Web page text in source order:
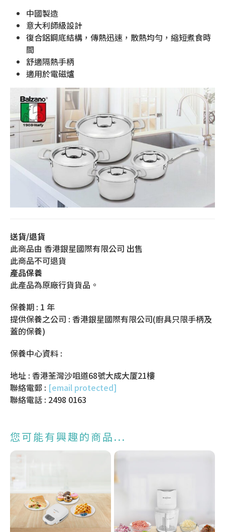
中國製造
意大利師級設計
復合鋁鋼底結構，傳熱迅速，散熱均勻，縮短煮食時
間
舒適隔熱手柄
適用於電磁爐
送貨/退貨
此商品由 香港銀星國際有限公司 出售
此商品不可退貨
產品保養
此產品為原廠行貨貨品。
保養期 : 1 年
提供保養之公司 : 香港銀星國際有限公司(廚具只限手柄及
蓋的保養)
保養中心資料 :
地址 : 香港荃灣沙咀道68號大成大厦21樓
聯絡電郵 : [email protected]
聯絡電話 : 2498 0163
您可能有興趣的商品...